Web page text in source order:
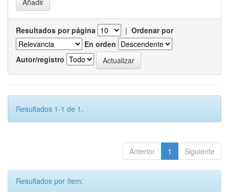
Resultados por página | Ordenar por
En orden
Autor/registro
Resultados 1-1 de 1.
Anterior 1 Siguiente
Resultados por ítem: